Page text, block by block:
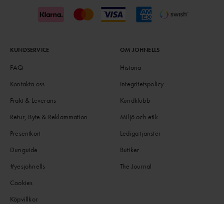
KUNDSERVICE
FAQ
Kontakta oss
Frakt & Leverans
Retur, Byte & Reklammation
Presentkort
Dunguide
#yesjohnells
Cookies
Köpvillkor
OM JOHNELLS
Historia
Integritetspolicy
Kundklubb
Miljö och etik
Lediga tjänster
Butiker
The Journal